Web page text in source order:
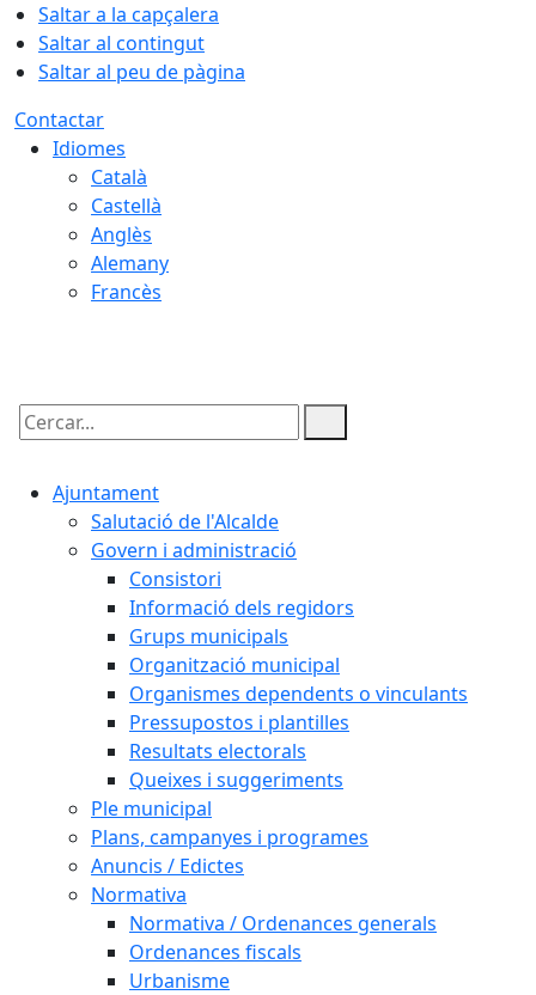
Saltar a la capçalera
Saltar al contingut
Saltar al peu de pàgina
Contactar
Idiomes
Català
Castellà
Anglès
Alemany
Francès
Cercar:
Ajuntament
Salutació de l'Alcalde
Govern i administració
Consistori
Informació dels regidors
Grups municipals
Organització municipal
Organismes dependents o vinculants
Pressupostos i plantilles
Resultats electorals
Queixes i suggeriments
Ple municipal
Plans, campanyes i programes
Anuncis / Edictes
Normativa
Normativa / Ordenances generals
Ordenances fiscals
Urbanisme